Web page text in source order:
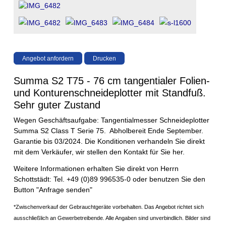
Angebot anfordern Drucken
Summa S2 T75 - 76 cm tangentialer Folien-
und Konturenschneideplotter mit Standfuß.
Sehr guter Zustand
Wegen Geschäftsaufgabe: Tangentialmesser Schneideplotter
Summa S2 Class T Serie 75. Abholbereit Ende September.
Garantie bis 03/2024. Die Konditionen verhandeln Sie direkt
mit dem Verkäufer, wir stellen den Kontakt für Sie her.
Weitere Informationen erhalten Sie direkt von Herrn
Schottstädt: Tel. +49 (0)89 996535-0 oder benutzen Sie den
Button "Anfrage senden"
*Zwischenverkauf der Gebrauchtgeräte vorbehalten. Das Angebot richtet sich
ausschließlich an Gewerbetreibende. Alle Angaben sind unverbindlich. Bilder sind